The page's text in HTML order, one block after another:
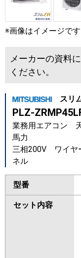
※画像はイメージです
メーカーの資料
ください。
スリ
PLZ-
業務用エアコン
馬力
三相200V ワイヤ
ネル
型番
セット内容